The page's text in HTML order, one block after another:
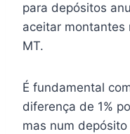
para depósitos
aceitar
MT.
É fundamental
diferença de 1%
mas num